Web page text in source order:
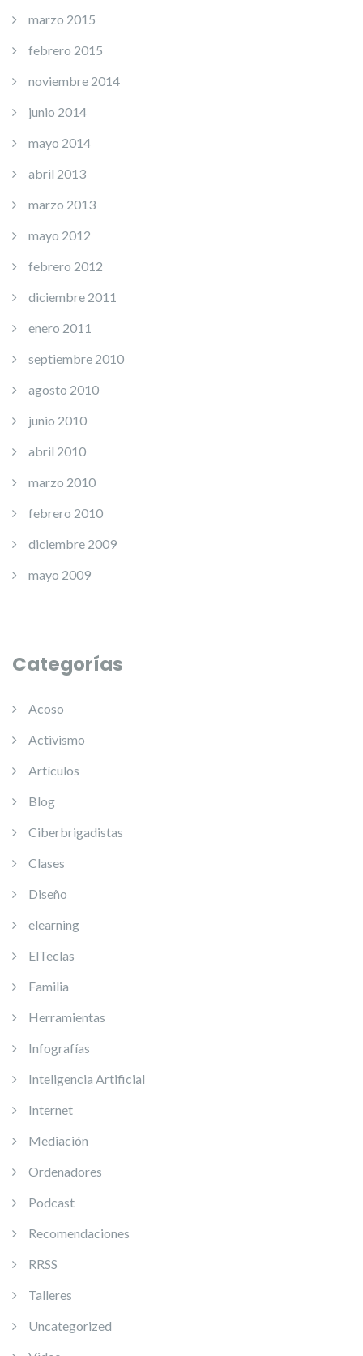
marzo 2015
febrero 2015
noviembre 2014
junio 2014
mayo 2014
abril 2013
marzo 2013
mayo 2012
febrero 2012
diciembre 2011
enero 2011
septiembre 2010
agosto 2010
junio 2010
abril 2010
marzo 2010
febrero 2010
diciembre 2009
mayo 2009
Categorías
Acoso
Activismo
Artículos
Blog
Ciberbrigadistas
Clases
Diseño
elearning
ElTeclas
Familia
Herramientas
Infografías
Inteligencia Artificial
Internet
Mediación
Ordenadores
Podcast
Recomendaciones
RRSS
Talleres
Uncategorized